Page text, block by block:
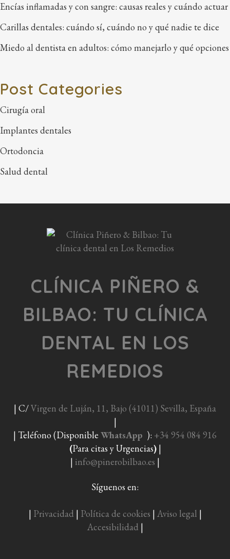
Encías inflamadas y con sangre: causas reales y cuándo actuar
Carillas dentales: cuándo sí, cuándo no y qué nadie te dice
Miedo al dentista en adultos: cómo manejarlo y qué
Post Categories
Cirugía oral
Implantes dentales
Ortodoncia
Salud dental
CLÍNICA PIÑERO &
BILBAO: TU CLÍNICA
DENTAL EN LOS
REMEDIOS
| C/Virgen de Luján, 11, Bajo (41011) Sevilla, España
|
| Teléfono (Disponible WhatsApp ): +34 954 084 916
(Para citas y Urgencias)|
| info@pinerobilbao.es |
Síguenos en:
| Privacidad | Política de cookies | Aviso legal |
Accesibilidad |